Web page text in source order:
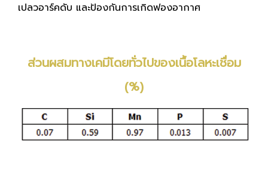
เปลวอาร์คดับ และป้องกันการเกิดฟองอากาศ
ส่วนผสมทางเคมีโดยทั่วไปของเนื้อโลหะเชื่อม
(%)